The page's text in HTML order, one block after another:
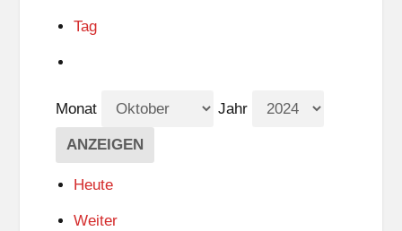
Tag
Monat Jahr
Heute
Weiter